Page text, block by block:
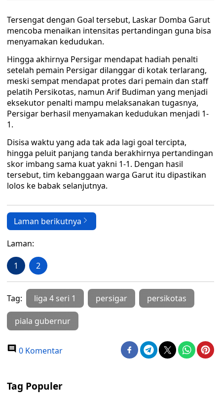
Tersengat dengan Goal tersebut, Laskar Domba Garut
mencoba menaikan intensitas pertandingan guna bisa
menyamakan kedudukan.
Hingga akhirnya Persigar mendapat hadiah penalti
setelah pemain Persigar dilanggar di kotak terlarang,
meski sempat mendapat protes dari pemain dan staff
pelatih Persikotas, namun Arif Budiman yang menjadi
eksekutor penalti mampu melaksanakan tugasnya,
Persigar berhasil menyamakan kedudukan menjadi 1-
1.
Disisa waktu yang ada tak ada lagi goal tercipta,
hingga peluit panjang tanda berakhirnya pertandingan
skor imbang sama kuat yakni 1-1. Dengan hasil
tersebut, tim kebanggaan warga Garut itu dipastikan
lolos ke babak selanjutnya.
Laman berikutnya
Laman:
1 2
Tag: liga 4 seri 1 persigar persikotas
piala gubernur
0 Komentar
Tag Populer